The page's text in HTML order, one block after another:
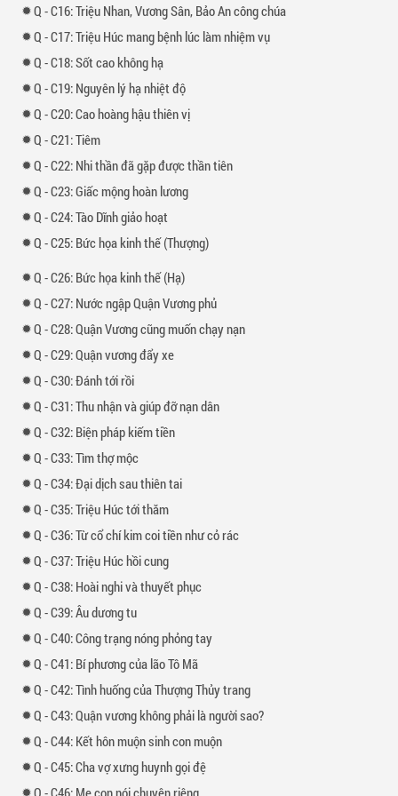
- 16: Triệu Nhan, Vương Sân, Bảo An công chúa
- 17: Triệu Húc mang bệnh lúc làm nhiệm vụ
- 18: Sốt cao không hạ
- 19: Nguyên lý hạ nhiệt độ
- 20: Cao hoàng hậu thiên vị
- 21: Tiêm
- 22: Nhi thần đã gặp được thần tiên
- 23: Giấc mộng hoàn lương
- 24: Tào Dĩnh giảo hoạt
- 25: Bức họa kinh thế (Thượng)
- 26: Bức họa kinh thế (Hạ)
- 27: Nước ngập Quận Vương phủ
- 28: Quận Vương cũng muốn chạy nạn
- 29: Quận vương đẩy xe
- 30: Đánh tới rồi
- 31: Thu nhận và giúp đỡ nạn dân
- 32: Biện pháp kiếm tiền
- 33: Tìm thợ mộc
- 34: Đại dịch sau thiên tai
- 35: Triệu Húc tới thăm
- 36: Từ cổ chí kim coi tiền như cỏ rác
- 37: Triệu Húc hồi cung
- 38: Hoài nghi và thuyết phục
- 39: Âu dương tu
- 40: Công trạng nóng phỏng tay
- 41: Bí phương của lão Tô Mã
- 42: Tình huống của Thượng Thủy trang
- 43: Quận vương không phải là người sao?
- 44: Kết hôn muộn sinh con muộn
- 45: Cha vợ xưng huynh gọi đệ
- 46: Mẹ con nói chuyện riêng